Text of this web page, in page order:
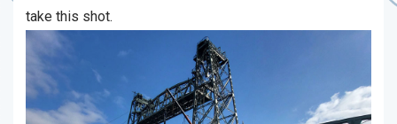
take this shot.